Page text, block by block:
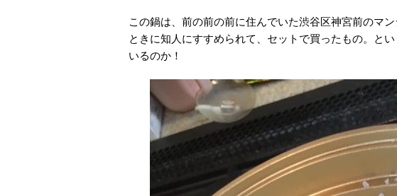
この鍋は、前の前の前に住んでいた渋谷区神宮前のマ
ときに知人にすすめられて、セットで買ったもの。と
いるのか！